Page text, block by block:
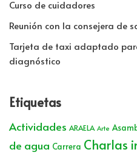
Curso de cuidadores
Reunión con la consejera de
Tarjeta de taxi adaptado
diagnóstico
Etiquetas
Actividades ARAELA Arte
de agua Carrera Charlas